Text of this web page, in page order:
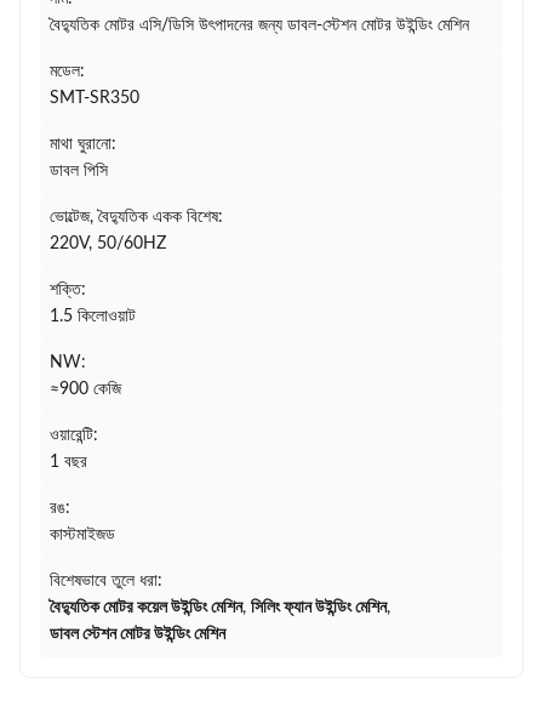
বৈদ্যুতিক মোটর এসি/ডিসি উৎপাদনের জন্য ডাবল-স্টেশন মোটর উইন্ডিং মেশিন
মডেল:
SMT-SR350
মাথা ঘুরানো:
ডাবল পিসি
ভোল্টেজ, বৈদ্যুতিক একক বিশেষ:
220V, 50/60HZ
শক্তি:
1.5 কিলোওয়াট
NW:
≈900 কেজি
ওয়ারেন্টি:
1 বছর
রঙ:
কাস্টমাইজড
বিশেষভাবে তুলে ধরা:
বৈদ্যুতিক মোটর কয়েল উইন্ডিং মেশিন, সিলিং ফ্যান উইন্ডিং মেশিন,
ডাবল স্টেশন মোটর উইন্ডিং মেশিন